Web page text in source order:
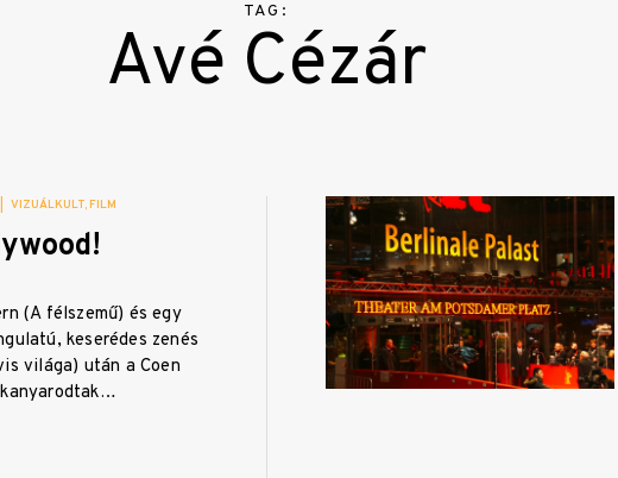
TAG:
Avé Cézár
VIZUÁLKULT FILM
(A félszemű) és egy
keserédes zenés
világa) után a Coen